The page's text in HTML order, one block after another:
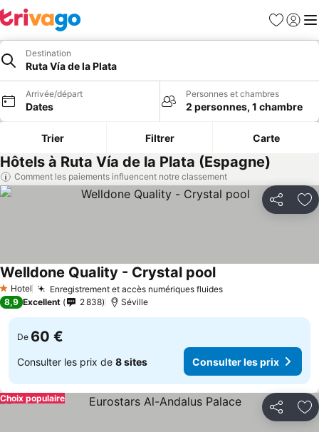
Favoris
Se
Destination
Ruta Vía de la Plata
Arrivée/départ
Dates
Personnes et chambres
2 personnes, 1 chambre
Trier Filtrer Carte
Hôtels à Ruta Vía de la Plata (Espagne)
Comment les paiements influencent notre classement
Partager
1 Étoiles
Hotel Enregistrement et accès numériques fluidesConsulter les prix
Welldone Quality - Crystal poolConsulter les prix
8,9 Excellent 2 838 Séville
De 60 €
Consulter les prix de 8 sites Consulter les prix
Partager
Choix populaire